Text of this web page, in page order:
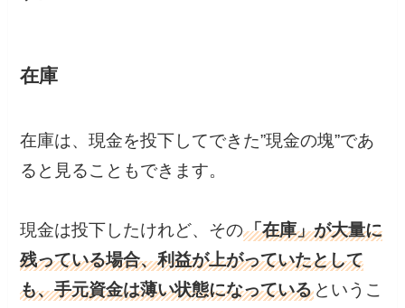
在庫
在庫は、現金を投下してできた”現金の塊”であ
ると見ることもできます。
現金は投下したけれど、その「在庫」が大量に
残っている場合、利益が上がっていたとして
も、手元資金は薄い状態になっている というこ